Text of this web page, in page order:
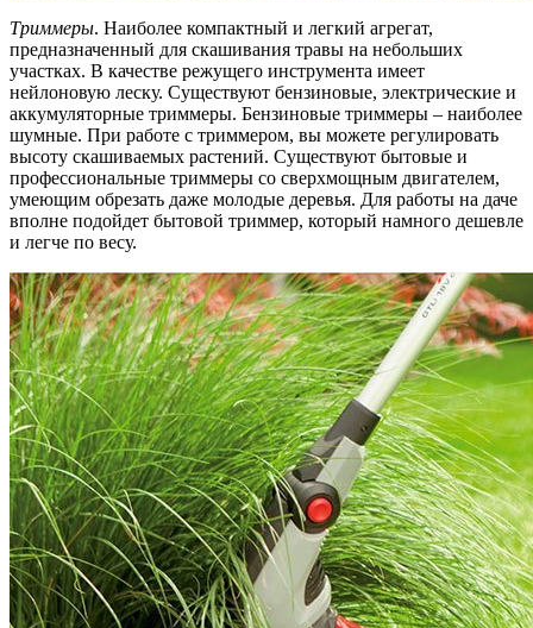
Триммеры. Наиболее компактный и легкий агрегат,
предназначенный для скашивания травы на небольших
участках. В качестве режущего инструмента имеет
нейлоновую леску. Существуют бензиновые, электрические и
аккумуляторные триммеры. Бензиновые триммеры – наиболее
шумные. При работе с триммером, вы можете регулировать
высоту скашиваемых растений. Существуют бытовые и
профессиональные триммеры со сверхмощным двигателем,
умеющим обрезать даже молодые деревья. Для работы на даче
вполне подойдет бытовой триммер, который намного дешевле
и легче по весу.